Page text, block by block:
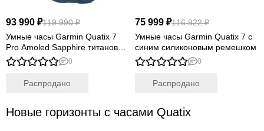
93 990 ₽119 990 ₽
Умные часы Garmin Quatix 7
Pro Amoled Sapphire титановый
с темно синим силиконовым
ремешком
0
Распродано
75 999 ₽116 922 ₽
Умные часы Garmin Quatix 7 с
синим силиконовым ремешком
0
Распродано
Новые горизонты с часами Quatix